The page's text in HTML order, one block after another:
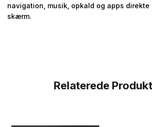
navigation, musik, opkald og apps direkte
skærm.
Relaterede